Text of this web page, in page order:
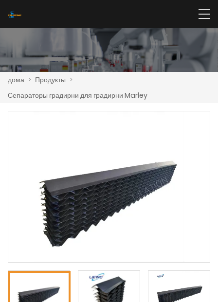
дома > Продукты >
Сепараторы градирни для градирни Marley